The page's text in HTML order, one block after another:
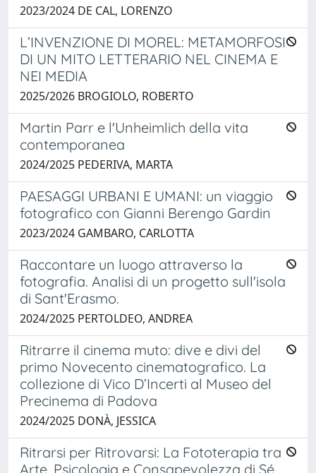
2023/2024 DE CAL, LORENZO
L’INVENZIONE DI MOREL: METAMORFOSI
DI UN MITO LETTERARIO NEL CINEMA E
NEI MEDIA
2025/2026 BROGIOLO, ROBERTO
Martin Parr e l'Unheimlich della vita
contemporanea
2024/2025 PEDERIVA, MARTA
PAESAGGI URBANI E UMANI: un viaggio
fotografico con Gianni Berengo Gardin
2023/2024 GAMBARO, CARLOTTA
Raccontare un luogo attraverso la
fotografia. Analisi di un progetto sull'isola
di Sant'Erasmo.
2024/2025 PERTOLDEO, ANDREA
Ritrarre il cinema muto: dive e divi del
primo Novecento cinematografico. La
collezione di Vico D’Incerti al Museo del
Precinema di Padova
2024/2025 DONÀ, JESSICA
Ritrarsi per Ritrovarsi: La Fototerapia tra
Arte, Psicologia e Consapevolezza di Sé